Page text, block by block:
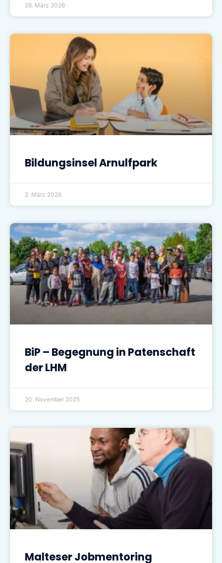
26. März 2026
Bildungsinsel Arnulfpark
2. März 2026
BiP – Begegnung in Patenschaft
der LHM
20. November 2025
Malteser Jobmentoring